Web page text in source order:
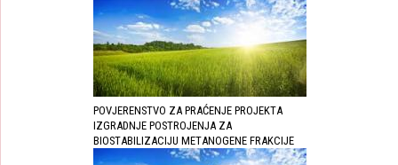
POVJERENSTVO ZA PRAĆENJE PROJEKTA
IZGRADNJE POSTROJENJA ZA
BIOSTABILIZACIJU METANOGENE FRAKCIJE